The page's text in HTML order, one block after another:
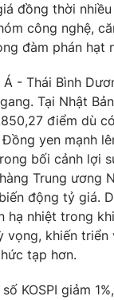
đồng thời
công nghệ,
đàm phán hạt
Á - Thái Bình
Tại Nhật
điểm dù
yen mạnh
bối cảnh lợi
Trung ương
động tỷ giá.
hạ nhiệt trong
vọng, khiến
tạp hơn.
KOSPI giảm